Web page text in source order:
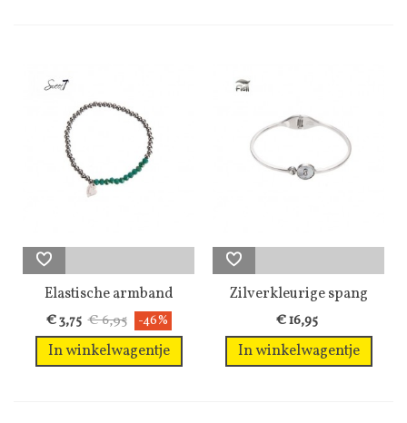
Elastische armband
met...
€ 3,75 € 6,95 -46%
In winkelwagentje
Zilverkleurige spang
armband met...
€ 16,95
In winkelwagentje